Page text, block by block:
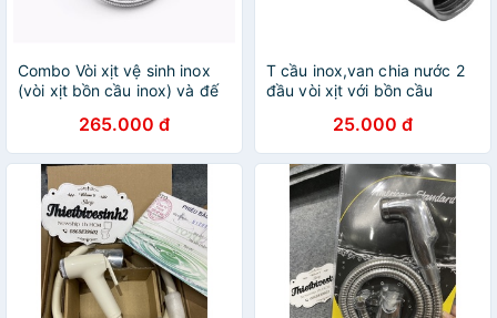
Combo Vòi xịt vệ sinh inox
(vòi xịt bồn cầu inox) và đế
265.000 đ
T cầu inox,van chia nước 2
đầu vòi xịt với bồn cầu
25.000 đ